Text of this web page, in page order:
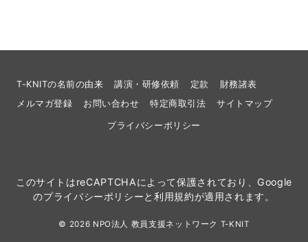
T-KNITの名前の由来 講演・研修依頼 定款
財務諸表
メルマガ登録
お問い合わせ 特定商取引法 サイトマップ
プライバシーポリシー
このサイトはreCAPTCHAによって保護されており、Google
のプライバシーポリシーと 利用規約が適用されます。
© 2026 NPO法人 教員支援ネットワーク T-KNIT